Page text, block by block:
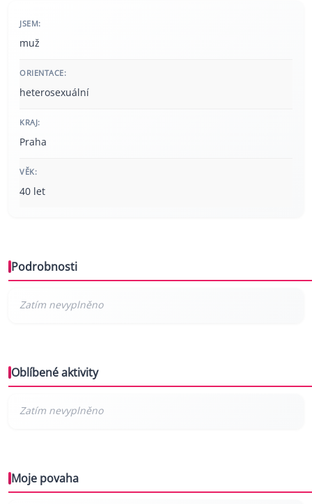
JSEM:
muž
ORIENTACE:
heterosexuální
KRAJ:
Praha
VĚK:
40 let
Podrobnosti
Oblíbené aktivity
Moje povaha